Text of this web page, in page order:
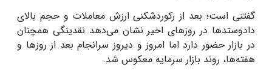
گفتنی است؛ بعد از رکوردشکنی ارزش معاملات و حجم بالای
دادوستدها در روزهای اخیر نشان می‌دهد نقدینگی همچنان
در بازار حضور دارد اما امروز و دیروز سرانجام بعد از روزها و
هفته‌ها، روند بازار سرمایه معکوس شد.